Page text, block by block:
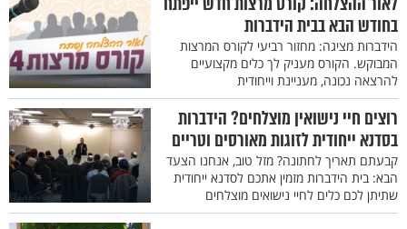
בחודש הבא בבית הידברות
הידברות מציגה: מחזור רביעי לקורס המרצות
המבוקש. הקורס מעניק לך כלים מקצועיים
להרצאה נכונה, מעניינת וייחודית
רוצים חיי נישואין מוצלחים? הידברות
בסדנא ייחודית לזוגות מאורסים וטריים
קבעתם תאריך לחתונה? מזל טוב, אנחנו הצעד
הבא: בית הידברות מזמין אתכם לסדנא ייחודית
שתיתן לכם כלים לחיי נישואים מוצלחים